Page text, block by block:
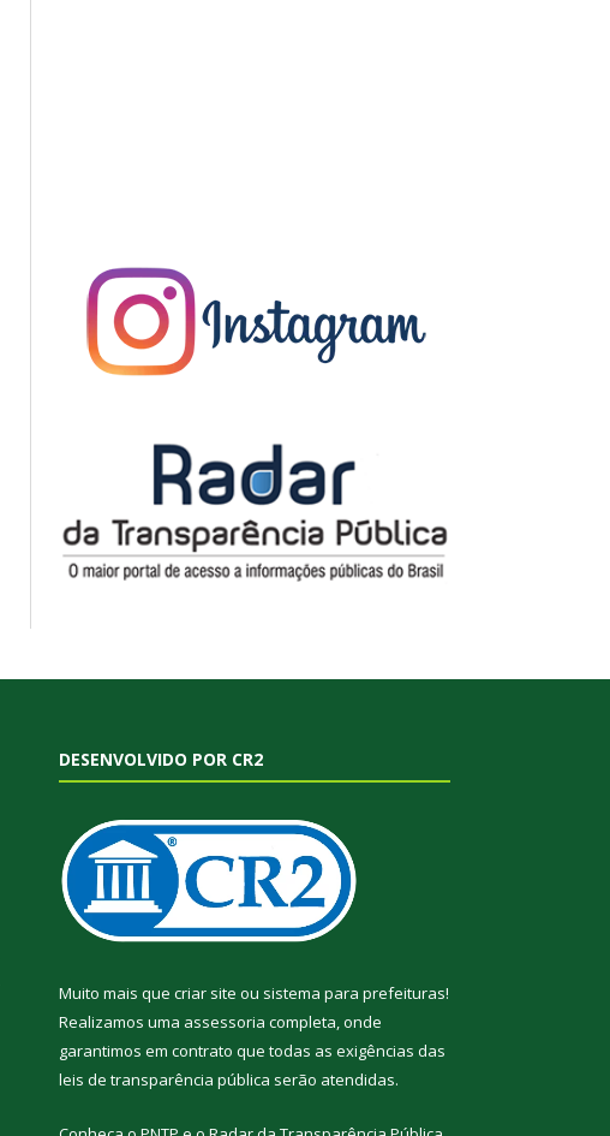
DESENVOLVIDO POR CR2
Muito mais que criar site ou sistema para prefeituras!
Realizamos uma assessoria completa, onde
garantimos em contrato que todas as exigências das
leis de transparência pública serão atendidas.